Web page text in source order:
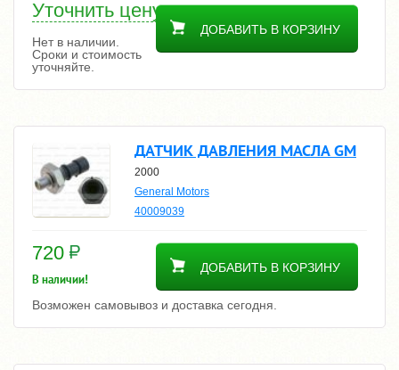
Уточнить цену
ДОБАВИТЬ В КОРЗИНУ
Нет в наличии.
Сроки и стоимость
уточняйте.
ДАТЧИК ДАВЛЕНИЯ МАСЛА GM
2000
General Motors
40009039
720
ДОБАВИТЬ В КОРЗИНУ
В наличии!
Возможен самовывоз и доставка сегодня.